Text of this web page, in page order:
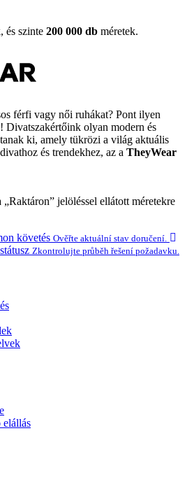
és szinte 200 000 db méretek.
férfi vagy női ruhákat? Pont ilyen
Divatszakértőink olyan modern és
ki, amely tükrözi a világ aktuális
és trendekhez, az a TheyWear
jelöléssel ellátott méretekre
követés Ověřte aktuální stav doručení.
Zkontrolujte průběh řešení požadavku.
elállás